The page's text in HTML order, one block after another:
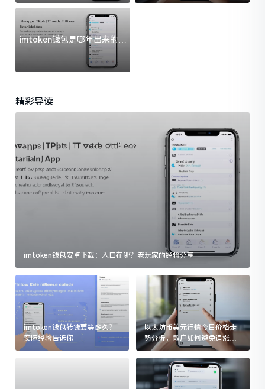
imtoken钱包是哪年出来的？
一文给你说清楚
精彩导读
imtoken钱包安卓下载：入口在哪？老玩家的经验分享
imtoken钱包转钱要等多久？
实际经验告诉你
以太坊币美元行情今日价格走
势分析，散户如何避免追涨杀
跌被套牢